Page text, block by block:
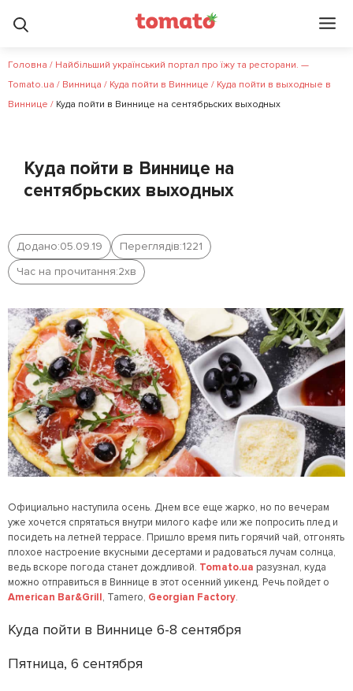
Головна / Найбільший український портал про їжу та ресторани. —
Tomato.ua / Винница / Куда пойти в Виннице / Куда пойти в выходные в
Виннице / Куда пойти в Виннице на сентябрьских выходных
Куда пойти в Виннице на
сентябрьских выходных
Додано:05.09.19 Переглядів:1221
Час на прочитання:2хв
Официально наступила осень. Днем все еще жарко, но по вечерам
уже хочется спрятаться внутри милого кафе или же попросить плед и
посидеть на летней террасе. Пришло время пить горячий чай, отгонять
плохое настроение вкусными десертами и радоваться лучам солнца,
ведь вскоре погода станет дождливой. Tomato.ua разузнал, куда
можно отправиться в Виннице в этот осенний уикенд. Речь пойдет о
American Bar&Grill, Tamero, Georgian Factory.
Куда пойти в Виннице 6-8 сентября
Пятница, 6 сентября